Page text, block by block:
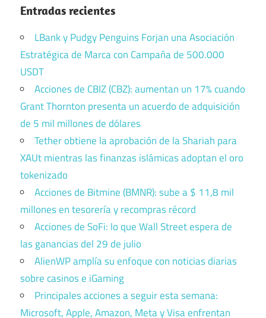
Entradas recientes
LBank y Pudgy Penguins Forjan una Asociación
Estratégica de Marca con Campaña de 500.000
USDT
Acciones de CBIZ (CBZ): aumentan un 17% cuando
Grant Thornton presenta un acuerdo de adquisición
de 5 mil millones de dólares
Tether obtiene la aprobación de la Shariah para
XAUt mientras las finanzas islámicas adoptan el oro
tokenizado
Acciones de Bitmine (BMNR): sube a $ 11,8 mil
millones en tesorería y recompras récord
Acciones de SoFi: lo que Wall Street espera de
las ganancias del 29 de julio
AlienWP amplía su enfoque con noticias diarias
sobre casinos e iGaming
Principales acciones a seguir esta semana:
Microsoft, Apple, Amazon, Meta y Visa enfrentan